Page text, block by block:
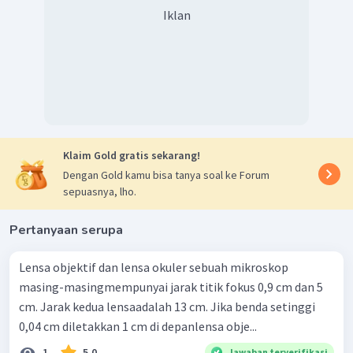
Iklan
Klaim Gold gratis sekarang!
Dengan Gold kamu bisa tanya soal ke Forum
sepuasnya, lho.
Pertanyaan serupa
Lensa objektif dan lensa okuler sebuah mikroskop
masing-masingmempunyai jarak titik fokus 0,9 cm dan 5
cm. Jarak kedua lensaadalah 13 cm. Jika benda setinggi
0,04 cm diletakkan 1 cm di depanlensa obje...